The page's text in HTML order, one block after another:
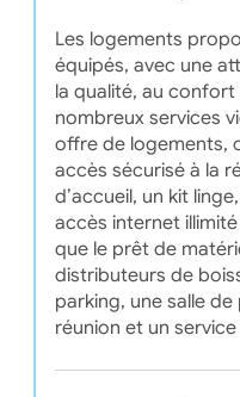
Les logements
équipés, avec une
la qualité, au confort
nombreux services
offre de logements,
accès sécurisé à la
d’accueil, un kit
accès internet
que le prêt de
distributeurs de
parking, une salle
réunion et un